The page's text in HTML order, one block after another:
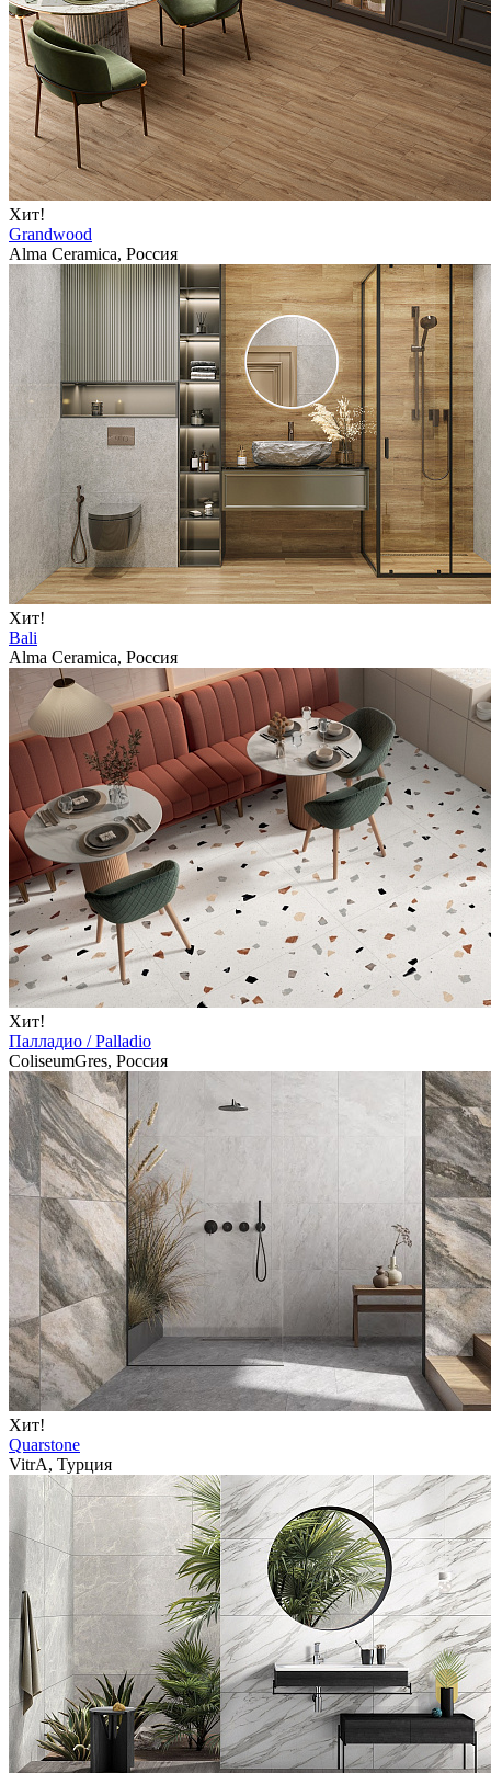
Хит!
Grandwood
Alma Ceramica, Россия
Хит!
Bali
Alma Ceramica, Россия
Хит!
Палладио / Palladio
ColiseumGres, Россия
Хит!
Quarstone
VitrA, Турция